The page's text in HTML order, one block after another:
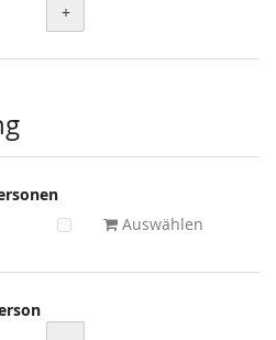
+
Auswählen